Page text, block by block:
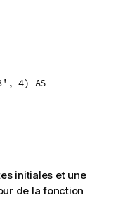
4) AS
initiales et une
de la fonction